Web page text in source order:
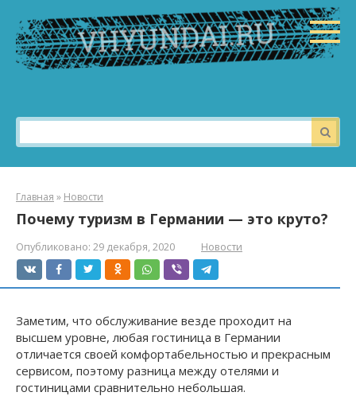
контенту
Поиск:
Главная » Новости
Почему туризм в Германии — это круто?
Опубликовано: 29 декабря, 2020 Новости
Заметим, что обслуживание везде проходит на
высшем уровне, любая гостиница в Германии
отличается своей комфортабельностью и прекрасным
сервисом, поэтому разница между отелями и
гостиницами сравнительно небольшая.